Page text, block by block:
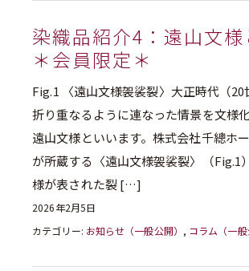
染織品紹介4：遠山文
＊会員限定＊
Fig.1 〈遠山文様袈裟裂〉大正時代（
折り重なるように連なった情景を文様化
遠山文様といいます。株式会社千總ホ
が所蔵する〈遠山文様袈裟裂〉（Fig.1
様が表された裂 […]
2026年2月5日
カテゴリー: お知らせ（一般公開） , コラム（一般